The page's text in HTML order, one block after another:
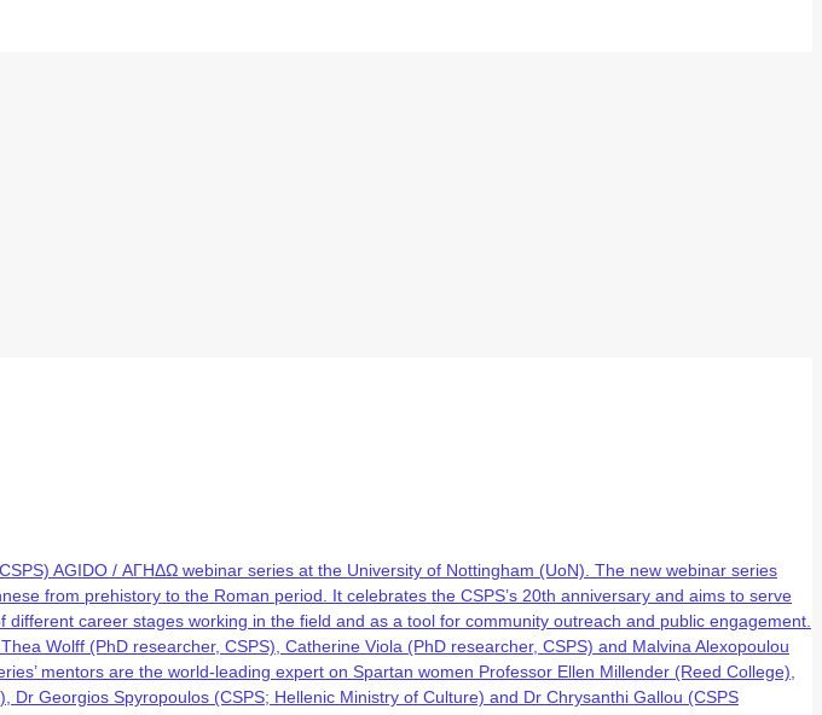
AGIDO / ΑΓΗΔΩ webinar series at the University of Nottingham (UoN). The new webinar series
from prehistory to the Roman period. It celebrates the CSPS’s 20th anniversary and aims to serve
career stages working in the field and as a tool for community outreach and public engagement.
Wolff (PhD researcher, CSPS), Catherine Viola (PhD researcher, CSPS) and Malvina Alexopoulou
mentors are the world-leading expert on Spartan women Professor Ellen Millender (Reed College),
Georgios Spyropoulos (CSPS; Hellenic Ministry of Culture) and Dr Chrysanthi Gallou (CSPS